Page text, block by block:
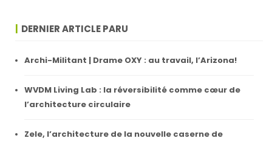
DERNIER ARTICLE PARU
Archi-Militant | Drame OXY : au travail, l’Arizona!
WVDM Living Lab : la réversibilité comme cœur de
l’architecture circulaire
Zele, l’architecture de la nouvelle caserne de